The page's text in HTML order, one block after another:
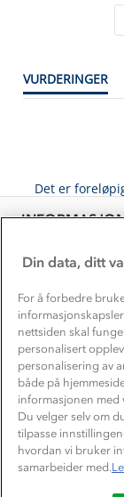
VURDERINGER
Det er
Kundeklubb
Bedrift,
Presse
OM OSS
1% til samfunnet
Samarbeide
TIPS OG RÅD
Alt du
Gravidklær
Vask og
EL-retur
Store
Turmat
Beredskap
AKTIVITETER
Få
Overnatte
Leirskole 🥾
Tips til hyttetur
Din data, ditt
For å forbedre
nettsiden skal
personalisert
personalisering av
både på
informasjonen med
Du velger selv om
tilpasse
hvordan vi bruker
samarbeider med.